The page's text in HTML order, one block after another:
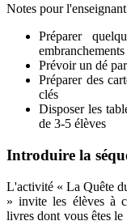
Notes pour
Préparer
Prévoir un dé
Préparer des
clés
Disposer les
de 3-5 élèves
Introduire la
L'activité « La Quête
» invite les élèves à
livres dont vous êtes